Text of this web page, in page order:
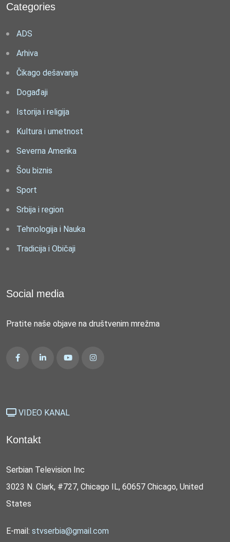
Categories
ADS
Arhiva
Čikago dešavanja
Događaji
Istorija i religija
Kultura i umetnost
Severna Amerika
Šou biznis
Sport
Srbija i region
Tehnologija i Nauka
Tradicija i Običaji
Social media
Pratite naše objave na društvenim mrežma
VIDEO KANAL
Kontakt
Serbian Television Inc
3023 N. Clark, #727, Chicago IL, 60657 Chicago, United
States
E-mail: stvserbia@gmail.com